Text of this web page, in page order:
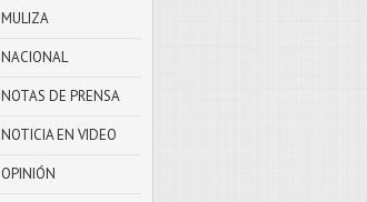
MULIZA
NACIONAL
NOTAS DE PRENSA
NOTICIA EN VIDEO
OPINIÓN